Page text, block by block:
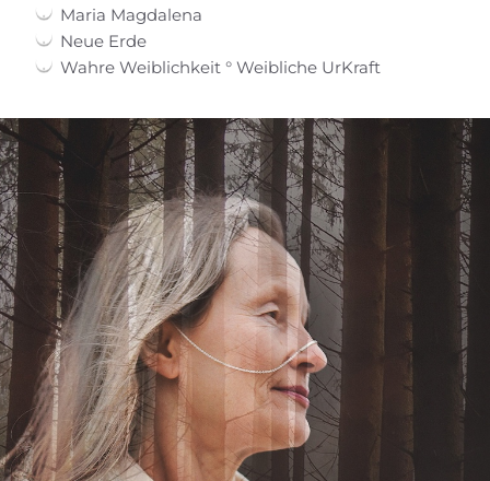
Maria Magdalena
Neue Erde
Wahre Weiblichkeit ° Weibliche UrKraft